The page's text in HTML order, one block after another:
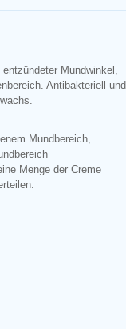
Mundwinkel,
Antibakteriell und
Mundbereich,
Menge der Creme